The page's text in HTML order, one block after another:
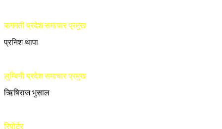
बागमती प्रदेश समाचार प्रमुख
प्रनिश थापा
लुम्बिनी प्रदेश समाचार प्रमुख
ऋिषिराज भुसाल
रिपोर्टर